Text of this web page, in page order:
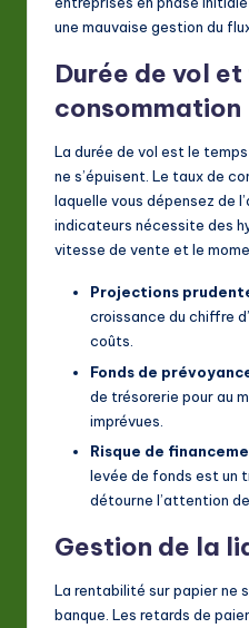
une mauvaise gestion du
Durée de vol
consommation
La durée de vol est le
ne s’épuisent. Le taux de
laquelle vous dépensez de
indicateurs nécessite des
vitesse de vente et le
Projections
croissance du chiffre
coûts.
Fonds de
de trésorerie pour au
imprévues.
Risque de
levée de fonds est un
détourne l’attention
Gestion de la
La rentabilité sur papier ne
banque. Les retards de